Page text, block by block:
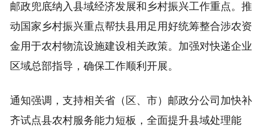
邮政兜底纳入县域经济发展和乡村振兴工作重点。推
动国家乡村振兴重点帮扶县用足用好统筹整合涉农资
金用于农村物流设施建设相关政策。加强对快递企业
区域总部指导，确保工作顺利开展。
通知强调，支持相关省（区、市）邮政分公司加快补
齐试点县农村服务能力短板，全面提升县域处理能